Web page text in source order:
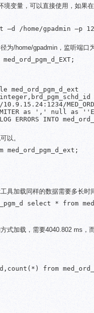
境变量，可以直接使用，如果
–d /home/gpadmin
为/home/gpadmin，监听端口
med_ord_pgm_d_EXT;
as ',' null as
ERRORS INTO
以。
具加载同样的数据需要多长时
select * from
式加载，需要4040.802 ms，
from